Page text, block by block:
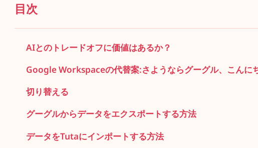
目次
AIとのトレードオフに価値はあるか？
Google Workspaceの代替案:さようならグーグル、こんに
切り替える
グーグルからデータをエクスポートする方法
データをTutaにインポートする方法